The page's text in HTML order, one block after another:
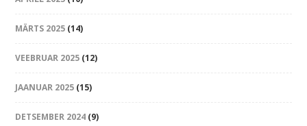
MÄRTS 2025 (14)
VEEBRUAR 2025 (12)
JAANUAR 2025 (15)
DETSEMBER 2024 (9)